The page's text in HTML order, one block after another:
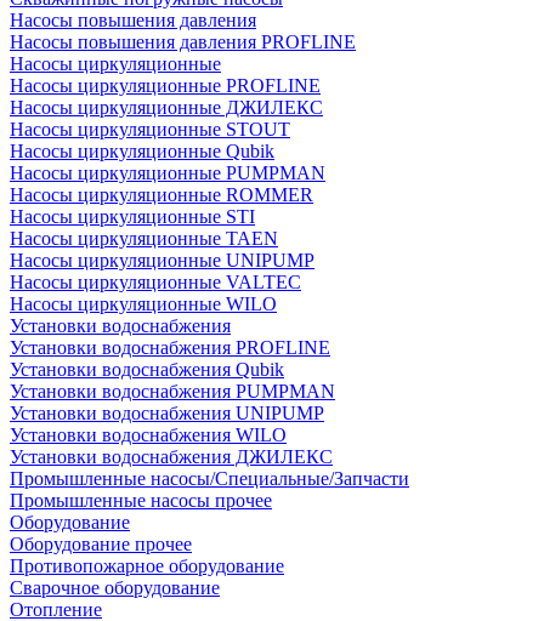
Насосы повышения давления
Насосы повышения давления PROFLINE
Насосы циркуляционные
Насосы циркуляционные PROFLINE
Насосы циркуляционные ДЖИЛЕКС
Насосы циркуляционные STOUT
Насосы циркуляционные Qubik
Насосы циркуляционные PUMPMAN
Насосы циркуляционные ROMMER
Насосы циркуляционные STI
Насосы циркуляционные TAEN
Насосы циркуляционные UNIPUMP
Насосы циркуляционные VALTEC
Насосы циркуляционные WILO
Установки водоснабжения
Установки водоснабжения PROFLINE
Установки водоснабжения Qubik
Установки водоснабжения PUMPMAN
Установки водоснабжения UNIPUMP
Установки водоснабжения WILO
Установки водоснабжения ДЖИЛЕКС
Промышленные насосы/Специальные/Запчасти
Промышленные насосы прочее
Оборудование
Оборудование прочее
Противопожарное оборудование
Сварочное оборудование
Отопление